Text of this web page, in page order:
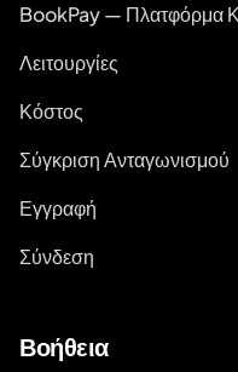
BookPay — Πλατφόρμα
Λειτουργίες
Κόστος
Σύγκριση Ανταγωνισμού
Εγγραφή
Σύνδεση
Βοήθεια